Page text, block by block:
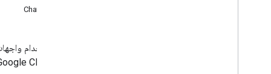
Chat API